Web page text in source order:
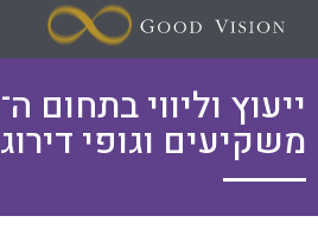
משקיעים וגופי דירוג